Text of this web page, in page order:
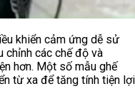
khiển cảm ứng dễ sử
chỉnh các chế độ và
hơn. Một số mẫu ghế
từ xa để tăng tính tiện lợi